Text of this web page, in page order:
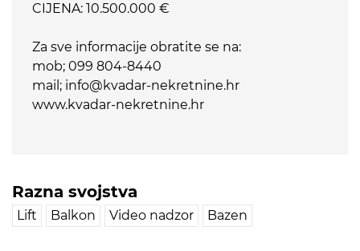
CIJENA: 10.500.000 €
Za sve informacije obratite se na:
mob; 099 804-8440
mail; info@kvadar-nekretnine.hr
www.kvadar-nekretnine.hr
Razna svojstva
Lift Balkon Video nadzor Bazen